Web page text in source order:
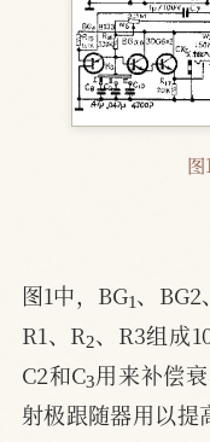
图1
图1中，BG 、BG2
R1、R 2
、R3组成
C2和C3用来补偿
射极跟随器用以提